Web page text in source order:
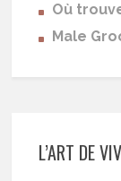
Où
Male
L’ART DE